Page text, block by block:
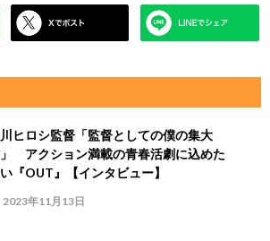
ヒロシ監督「監督としての僕の集大
アクション満載の青春活劇に込めた
『OUT』【インタビュー】
2023年11月13日